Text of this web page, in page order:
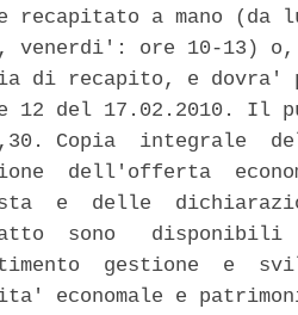
recapitato a mano
venerdi': ore 10-13)
di recapito, e dovra'
12 del 17.02.2010. Il
Copia  integrale
dell'offerta
e  delle
sono   disponibili
gestione  e
economale e